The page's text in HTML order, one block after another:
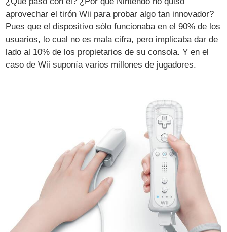
aprovechar el tirón Wii para probar algo tan innovador?
Pues que el dispositivo sólo funcionaba en el 90% de los
usuarios, lo cual no es mala cifra, pero implicaba dar de
lado al 10% de los propietarios de su consola. Y en el
caso de Wii suponía varios millones de jugadores.